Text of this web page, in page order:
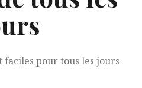
faciles pour tous les jours